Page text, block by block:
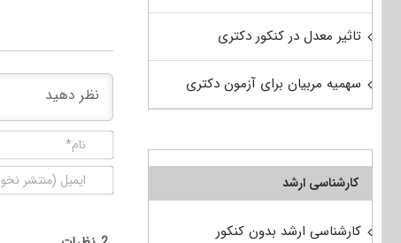
تاثیر معدل در کنکور دکتری
سهمیه مربیان برای آزمون دکتری
کارشناسی ارشد
کارشناسی ارشد بدون کنکور